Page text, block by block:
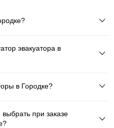
эвакуатора в
в Городке?
при заказе